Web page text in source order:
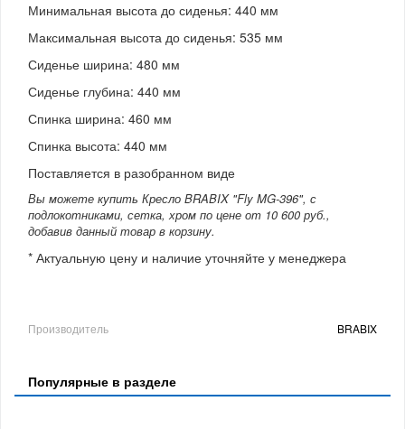
Минимальная высота до сиденья: 440 мм
Максимальная высота до сиденья: 535 мм
Сиденье ширина: 480 мм
Сиденье глубина: 440 мм
Спинка ширина: 460 мм
Спинка высота: 440 мм
Поставляется в разобранном виде
Вы можете купить Кресло BRABIX "Fly MG-396", с
подлокотниками, сетка, хром по цене от 10 600 руб.,
добавив данный товар в корзину.
* Актуальную цену и наличие уточняйте у менеджера
Производитель BRABIX
Популярные в разделе